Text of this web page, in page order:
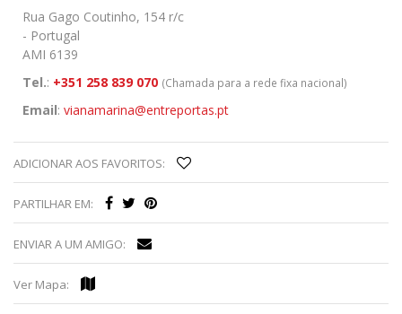
Rua Gago Coutinho, 154 r/c
- Portugal
AMI 6139
Tel.: +351 258 839 070 (Chamada para a rede fixa nacional)
Email: vianamarina@entreportas.pt
ADICIONAR AOS FAVORITOS:
PARTILHAR EM:
ENVIAR A UM AMIGO:
Ver Mapa: